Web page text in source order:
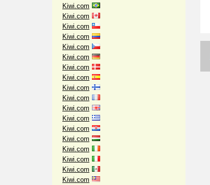
Kiwi.com
Kiwi.com
Kiwi.com
Kiwi.com
Kiwi.com
Kiwi.com
Kiwi.com
Kiwi.com
Kiwi.com
Kiwi.com
Kiwi.com
Kiwi.com
Kiwi.com
Kiwi.com
Kiwi.com
Kiwi.com
Kiwi.com
Kiwi.com